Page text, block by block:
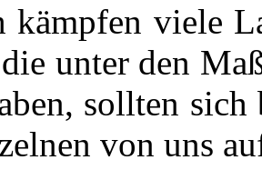
kämpfen viele
unter den
sollten sich
von uns